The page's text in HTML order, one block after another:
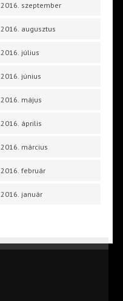
2016. szeptember
2016. augusztus
2016. július
2016. június
2016. május
2016. április
2016. március
2016. február
2016. január